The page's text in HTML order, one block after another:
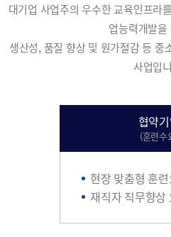
대기업 사업주의 우수한 교육인프라
업능력개발을
생산성, 품질 향상 및 원가절감 등 중
사업입
협약
(훈련수
현장 맞춤형 훈
재직자 직무향상